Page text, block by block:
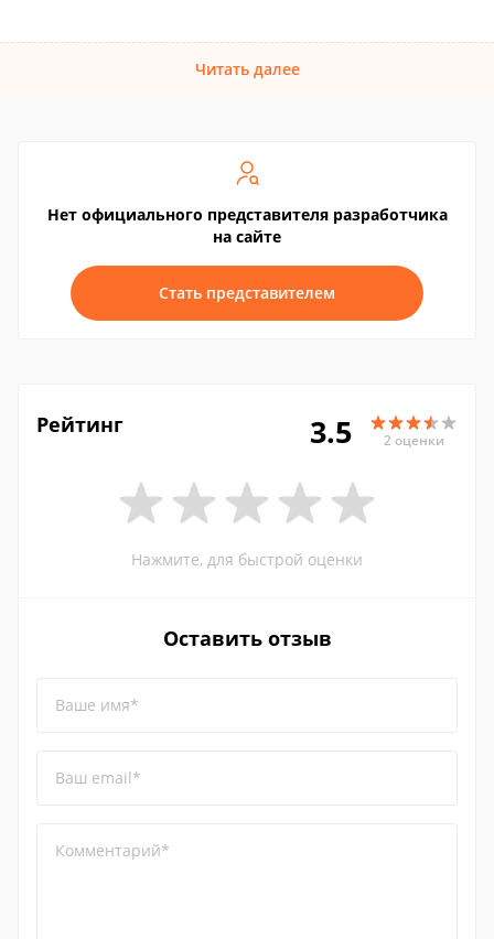
Читать далее
Нет официального представителя разработчика
на сайте
Стать представителем
Рейтинг 3.5 2 оценки
Нажмите, для быстрой оценки
Оставить отзыв
Ваше имя*
Ваш email*
Комментарий*